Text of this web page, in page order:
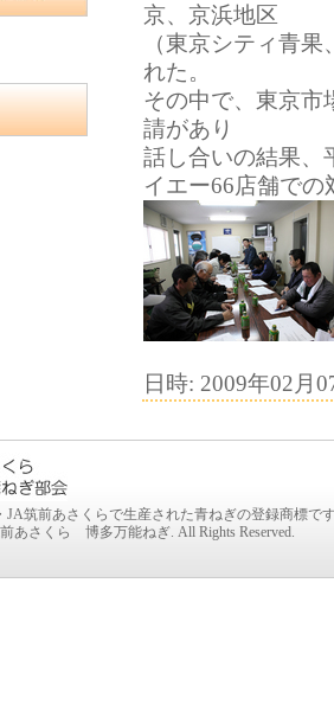
京、京浜地区
（東京シティ青
れた。
その中で、東京市
請があり
話し合いの結果、
イエー66店舗で
日時: 2009年02月
JA筑前あさくらで生産された青ねぎの登録商標で
あさくら 博多万能ねぎ. All Rights Reserved.